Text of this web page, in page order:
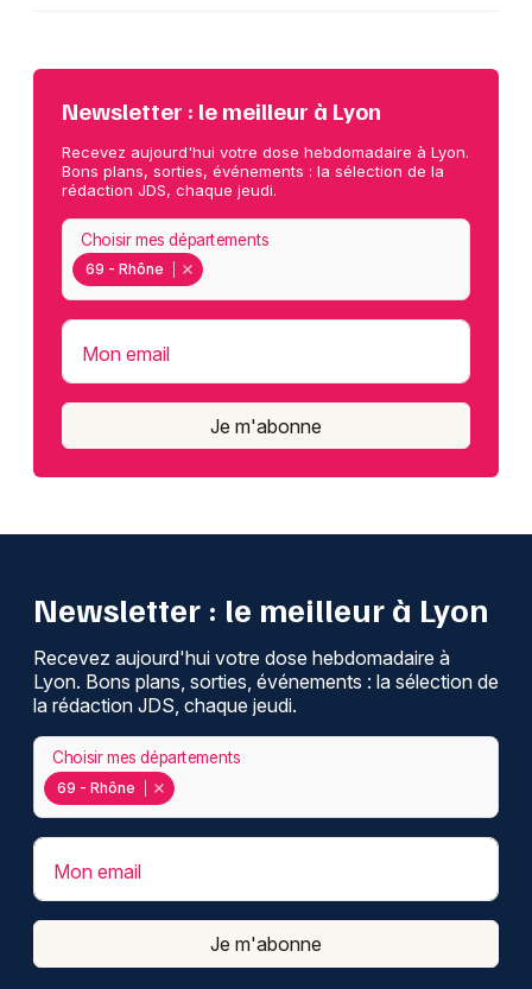
Newsletter : le meilleur à Lyon
Recevez aujourd'hui votre dose hebdomadaire à Lyon.
Bons plans, sorties, événements : la sélection de la
rédaction JDS, chaque jeudi.
69 - Rhône
Choisir mes départements
Mon email
Je m'abonne
Newsletter : le meilleur à Lyon
Recevez aujourd'hui votre dose hebdomadaire à
Lyon. Bons plans, sorties, événements : la sélection de
la rédaction JDS, chaque jeudi.
69 - Rhône
Choisir mes départements
Mon email
Je m'abonne